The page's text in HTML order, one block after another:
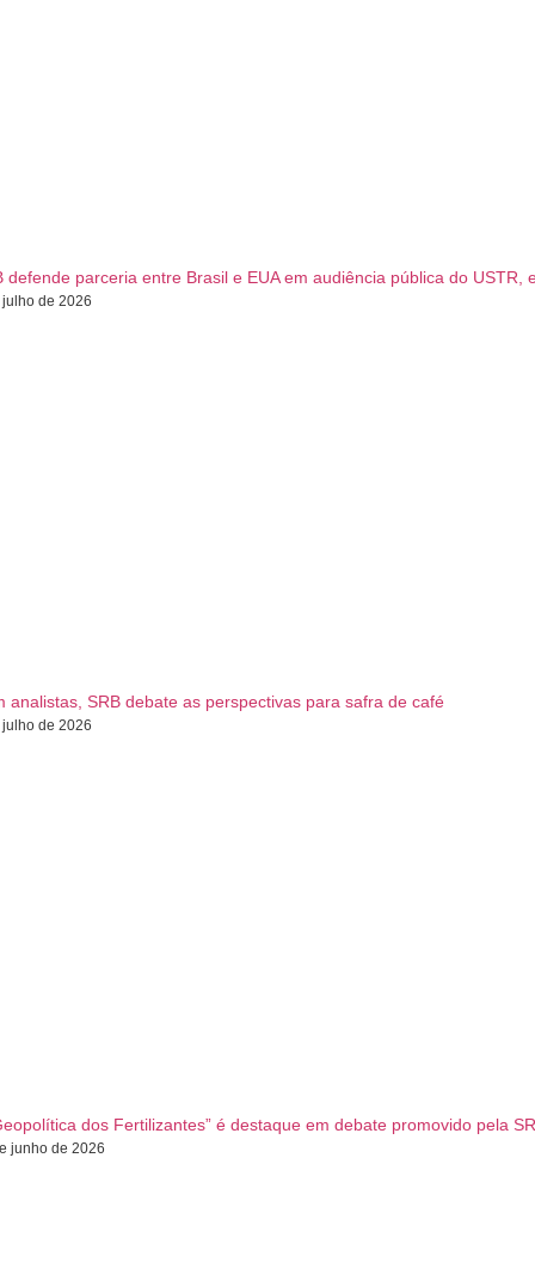
defende parceria entre Brasil e EUA em audiência pública do USTR,
de 2026
analistas, SRB debate as perspectivas para safra de café
de 2026
dos Fertilizantes” é destaque em debate promovido pela
junho de 2026